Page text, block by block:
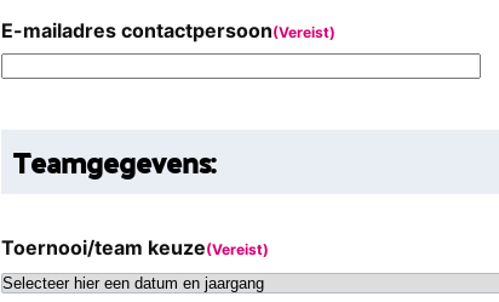
E-mailadres contactpersoon(Vereist)
Teamgegevens:
Toernooi/team keuze(Vereist)